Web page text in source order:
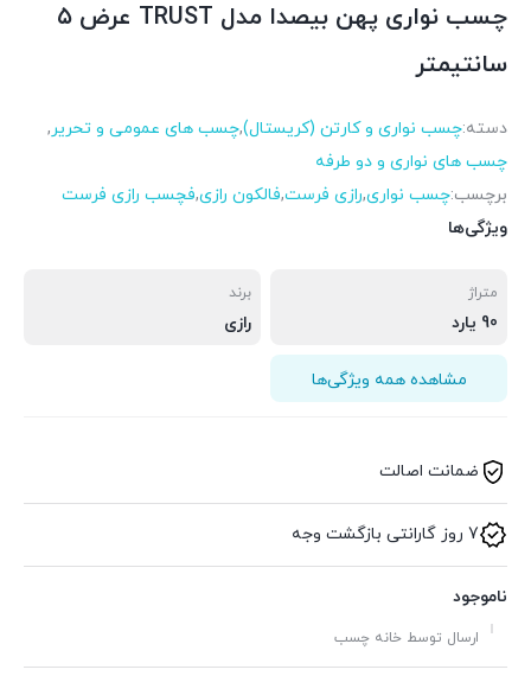
چسب نواری پهن بیصدا مدل TRUST عرض ۵
سانتیمتر
دسته:چسب نواری و کارتن (کریستال),چسب های عمومی و تحریر,
چسب های نواری و دو طرفه
برچسب:چسب نواری,رازی فرست,فالکون رازی,فچسب رازی فرست
ویژگی‌ها
متراژ
90 یارد
برند
رازی
مشاهده همه ویژگی‌ها
ضمانت اصالت
7 روز گارانتی بازگشت وجه
ناموجود
ارسال توسط خانه چسب